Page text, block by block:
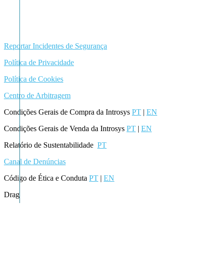
Reportar Incidentes de Segurança
Política de Privacidade
Política de Cookies
Centro de Arbitragem
Condições Gerais de Compra da Introsys PT | EN
Condições Gerais de Venda da Introsys PT | EN
Relatório de Sustentabilidade PT
Canal de Denúncias
Código de Ética e Conduta PT | EN
Drag